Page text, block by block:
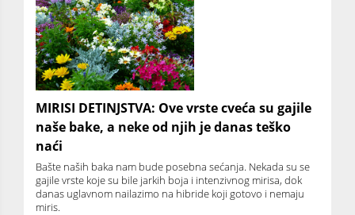
MIRISI DETINJSTVA: Ove vrste cveća su gajile
naše bake, a neke od njih je danas teško
naći
Bašte naših baka nam bude posebna sećanja. Nekada su se
gajile vrste koje su bile jarkih boja i intenzivnog mirisa, dok
danas uglavnom nailazimo na hibride koji gotovo i nemaju
miris.